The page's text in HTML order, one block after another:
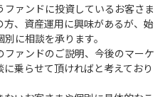
ァンドに投資しているお客さま
、資産運用に興味があるが、始
に相談を承ります。
ァンドのご説明、今後のマーケ
乗らせて頂ければと考えており